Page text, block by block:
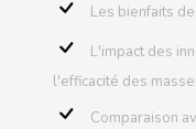
Les bienfaits
L'impact des
l'efficacité des
Comparaison